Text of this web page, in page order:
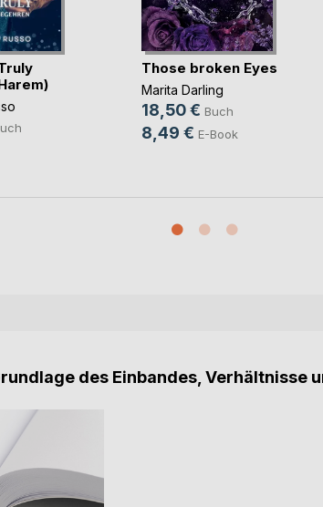
Those broken Eyes
Marita Darling
18,50 € Buch
8,49 € E-Book
des Einbandes, Verhältnisse